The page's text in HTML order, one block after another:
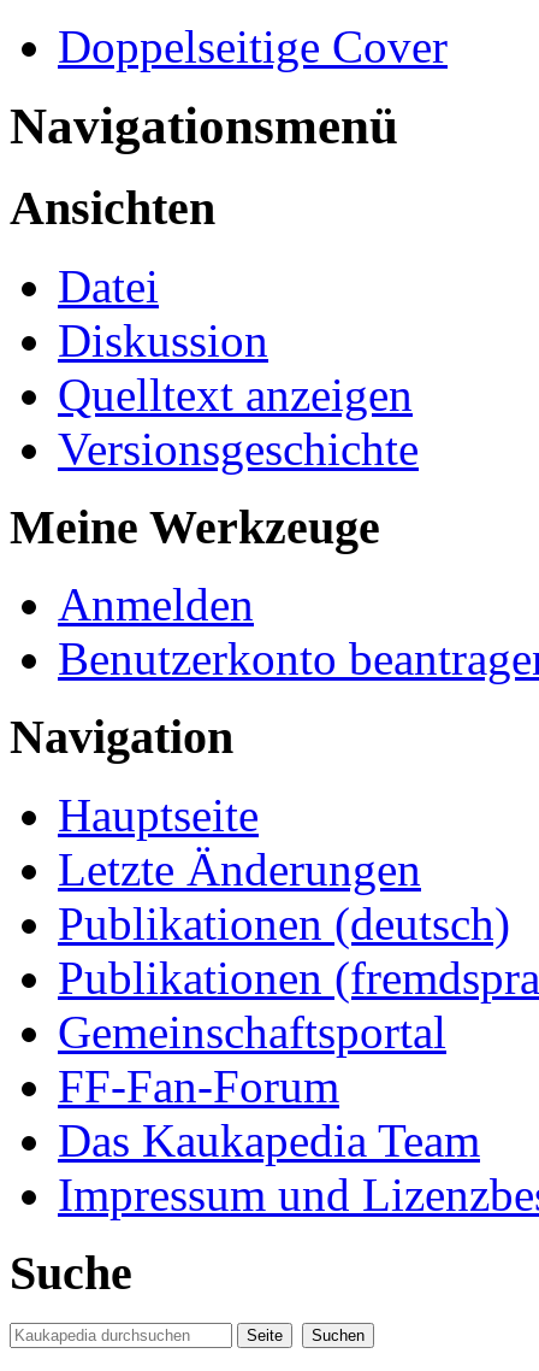
Doppelseitige Cover
Navigationsmenü
Ansichten
Datei
Diskussion
Quelltext anzeigen
Versionsgeschichte
Meine Werkzeuge
Anmelden
Benutzerkonto
Navigation
Hauptseite
Letzte Änderungen
Publikationen (deutsch)
Publikationen
Gemeinschaftsportal
FF-Fan-Forum
Das Kaukapedia Team
Impressum und
Suche